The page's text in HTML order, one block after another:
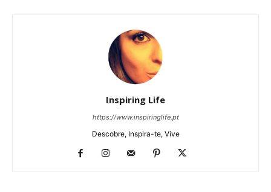
Inspiring Life
https://www.inspiringlife.pt
Descobre, Inspira-te, Vive